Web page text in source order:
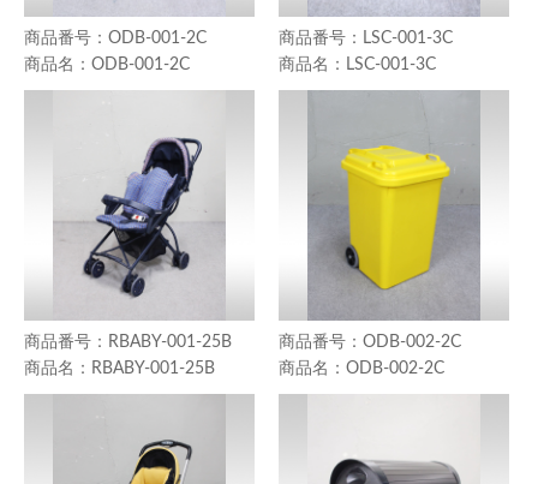
ODB-001-2C
ODB-001-2C
LSC-001-3C
LSC-001-3C
RBABY-001-25B
RBABY-001-25B
ODB-002-2C
ODB-002-2C